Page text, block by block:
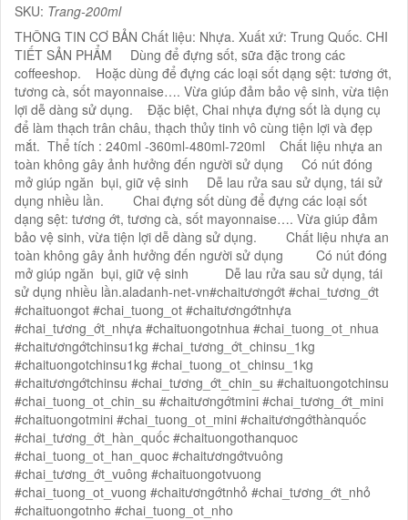
SKU: Trang-200ml
THÔNG TIN CƠ BẢN Chất liệu: Nhựa. Xuất xứ: Trung Quốc. CHI
TIẾT SẢN PHẨM Dùng để đựng sốt, sữa đặc trong các
coffeeshop. Hoặc dùng để đựng các loại sốt dạng sệt: tương ớt,
tương cà, sốt mayonnaise…. Vừa giúp đảm bảo vệ sinh, vừa tiện
lợi dễ dàng sử dụng. Đặc biệt, Chai nhựa đựng sốt là dụng cụ
để làm thạch trân châu, thạch thủy tinh vô cùng tiện lợi và đẹp
mắt. Thể tích : 240ml -360ml-480ml-720ml Chất liệu nhựa an
toàn không gây ảnh hưởng đến người sử dụng Có nút đóng
mở giúp ngăn bụi, giữ vệ sinh Dễ lau rửa sau sử dụng, tái sử
dụng nhiều lần. Chai đựng sốt dùng để đựng các loại sốt
dạng sệt: tương ớt, tương cà, sốt mayonnaise…. Vừa giúp đảm
bảo vệ sinh, vừa tiện lợi dễ dàng sử dụng. Chất liệu nhựa an
toàn không gây ảnh hưởng đến người sử dụng Có nút đóng
mở giúp ngăn bụi, giữ vệ sinh Dễ lau rửa sau sử dụng, tái
sử dụng nhiều lần.aladanh-net-vn#chaitươngớt #chai_tương_ớt
#chaituongot #chai_tuong_ot #chaitươngớtnhựa
#chai_tương_ớt_nhựa #chaituongotnhua #chai_tuong_ot_nhua
#chaitươngớtchinsu1kg #chai_tương_ớt_chinsu_1kg
#chaituongotchinsu1kg #chai_tuong_ot_chinsu_1kg
#chaitươngớtchinsu #chai_tương_ớt_chin_su #chaituongotchinsu
#chai_tuong_ot_chin_su #chaitươngớtmini #chai_tương_ớt_mini
#chaituongotmini #chai_tuong_ot_mini #chaitươngớthànquốc
#chai_tương_ớt_hàn_quốc #chaituongothanquoc
#chai_tuong_ot_han_quoc #chaitươngớtvuông
#chai_tương_ớt_vuông #chaituongotvuong
#chai_tuong_ot_vuong #chaitươngớtnhỏ #chai_tương_ớt_nhỏ
#chaituongotnho #chai_tuong_ot_nho